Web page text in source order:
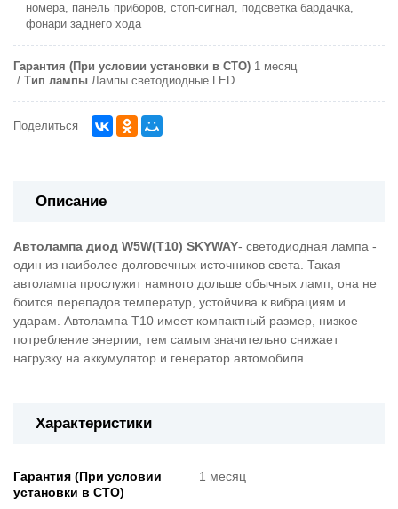
номера, панель приборов, стоп-сигнал, подсветка бардачка,
фонари заднего хода
Гарантия (При условии установки в СТО) 1 месяц
Тип лампы Лампы светодиодные LED
Поделиться
Описание
Автолампа диод W5W(T10) SKYWAY- светодиодная лампа -
один из наиболее долговечных источников света. Такая
автолампа прослужит намного дольше обычных ламп, она не
боится перепадов температур, устойчива к вибрациям и
ударам. Автолампа T10 имеет компактный размер, низкое
потребление энергии, тем самым значительно снижает
нагрузку на аккумулятор и генератор автомобиля.
Характеристики
Гарантия (При условии
установки в СТО)
1 месяц